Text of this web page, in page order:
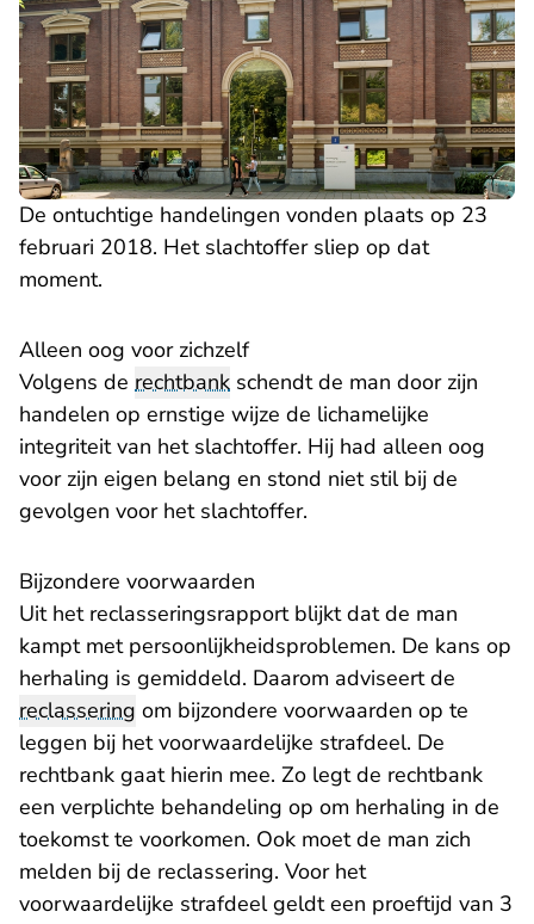
De ontuchtige handelingen vonden plaats op 23
februari 2018. Het slachtoffer sliep op dat
moment.
Alleen oog voor zichzelf
Volgens de rechtbank schendt de man door zijn
handelen op ernstige wijze de lichamelijke
integriteit van het slachtoffer. Hij had alleen oog
voor zijn eigen belang en stond niet stil bij de
gevolgen voor het slachtoffer.
Bijzondere voorwaarden
Uit het reclasseringsrapport blijkt dat de man
kampt met persoonlijkheidsproblemen. De kans op
herhaling is gemiddeld. Daarom adviseert de
reclassering om bijzondere voorwaarden op te
leggen bij het voorwaardelijke strafdeel. De
rechtbank gaat hierin mee. Zo legt de rechtbank
een verplichte behandeling op om herhaling in de
toekomst te voorkomen. Ook moet de man zich
melden bij de reclassering. Voor het
voorwaardelijke strafdeel geldt een proeftijd van 3